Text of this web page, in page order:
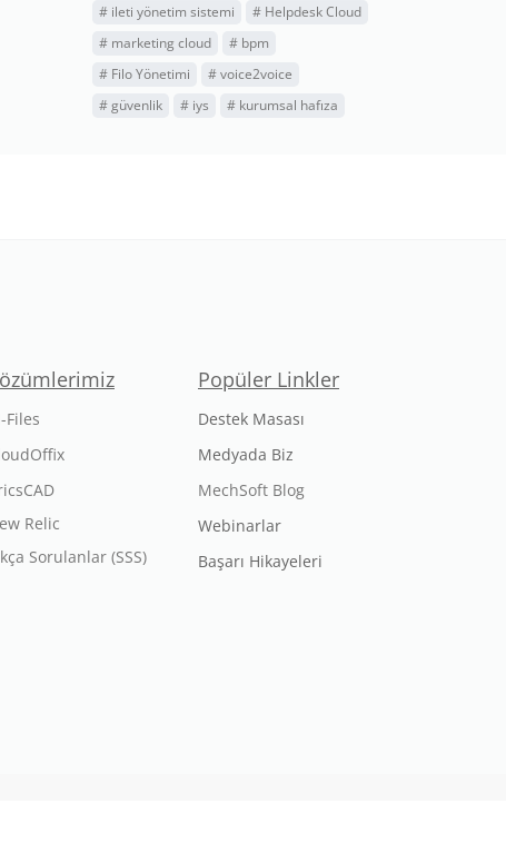
# ileti yönetim sistemi # Helpdesk Cloud
# marketing cloud # bpm
# Filo Yönetimi #voice2voice
#güvenlik # iys # kurumsal hafıza
Files
Relic
Sorulanlar (SSS)
Popüler Linkler
Destek Masası
Medyada Biz
MechSoft Blog
Webinarlar
Başarı Hikayeleri